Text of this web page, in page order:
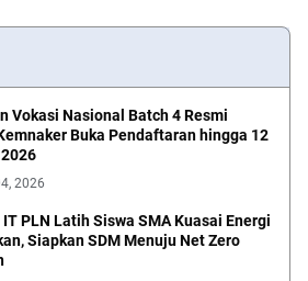
Vokasi Nasional Batch 4 Resmi
Buka Pendaftaran hingga 12
2026
IT PLN Latih Siswa SMA Kuasai Energi
Siapkan SDM Menuju Net Zero